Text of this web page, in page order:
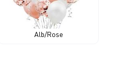
Alb/Rose